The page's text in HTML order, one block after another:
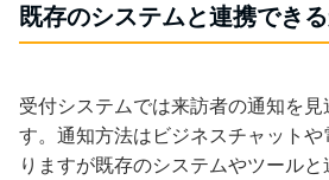
既存のシステムと連携でき
受付システムでは来訪者の通知を
す。通知方法はビジネスチャット
りますが既存のシステムやツール